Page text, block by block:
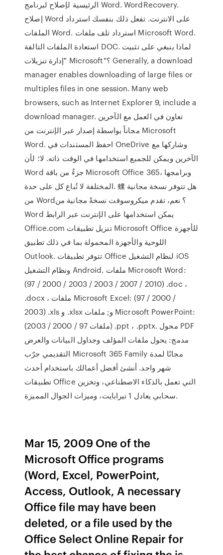
الرئيسية لإصلاح لبرنامج Word. WordRecovery.
إصلاح Word على الانترنت. تفعل ذلك بنفسك استرداد
الملفات Word. استرداد تلف ملفات Microsoft Word.
استعادة الملفات التالفة DOC. لماذا ينبغي على تثبيت
"إدارة تنزيلات Microsoft"؟ Generally, a download
manager enables downloading of large files or
multiples files in one session. Many web
browsers, such as Internet Explorer 9, include a
download manager. تعاون في العمل مع الآخرين
مجاناً بواسطة إصدار عبر الإنترنت من Microsoft
Word. احفظ المستندات في OneDrive وشاركها مع
الآخرين ويمكن للجميع استخدامها في الوقت ذاته. لا؛ لأن
Word جزءٌ من باقة Microsoft Office 365، وبرامجها
المختلفة لا تُباع كل على حدة. 螺 هل تتوفر نسخة مجانية
من Word؟ نعم، تقدم ميكروسوفت نسخةً مجانية من
Word يمكن استخدامها على الإنترنت عبر الرابط
Office.com تنزيل تطبيقات Microsoft Office للأجهزة
اللوحية والأجهزة المحمولة بما في ذلك تطبيق
Outlook. تتوفر تطبيقات Office لنظام التشغيل iOS
ونظام التشغيل Android. ملفات Microsoft Word:
(97 / 2000 / 2003 / 2003 / 2007 / 2010) .doc ،
.docx ، ملفات Microsoft Excel: (97 / 2000 /
2003) .xls و .xlsx و; ملفات Microsoft PowerPoint:
(ملفات 97 / 2000 / 2003) .ppt ، .pptx. محول PDF
مدمج: يحول ملفات المؤلف وجداول البيانات والعرض
التقديمي جرّب Microsoft 365 Family مجانًا لمدة
شهر واحد. أنشئ أفضل أعمالك باستخدام أحدث
تطبيقات Office التي تعمل بالذكاء الاصطناعي، وتخزين
سحابي يعادل 1 تيرابايت، وميزات الجوال المميزة.
Mar 15, 2009 One of the
Microsoft Office programs
(Word, Excel, PowerPoint,
Access, Outlook, A necessary
Office file may have been
deleted, or a file used by the
Office Select Online Repair for